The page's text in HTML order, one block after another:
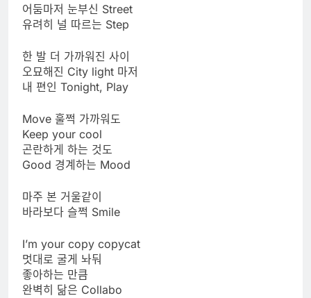
어둠마저 눈부신 Street
유려히 널 따르는 Step
한 발 더 가까워진 사이
오묘해진 City light 마저
내 편인 Tonight, Play
Move 훌쩍 가까워도
Keep your cool
곤란하게 하는 것도
Good 경계하는 Mood
마주 본 거울같이
바라보다 슬쩍 Smile
I’m your copy copycat
멋대로 굴게 놔둬
좋아하는 만큼
완벽히 닮은 Collabo